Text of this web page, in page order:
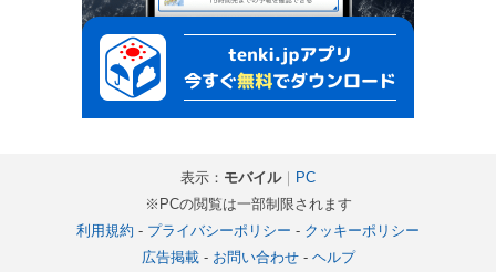
表示： モバイル｜ PC
※PCの閲覧は一部制限されます
利用規約 - プライバシーポリシー - クッキーポリシー
広告掲載- お問い合わせ- ヘルプ